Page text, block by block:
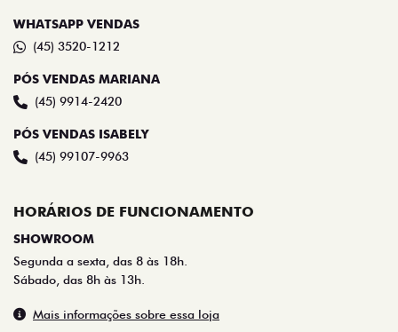
WHATSAPP VENDAS
(45) 3520-1212
PÓS VENDAS MARIANA
(45) 9914-2420
PÓS VENDAS ISABELY
(45) 99107-9963
HORÁRIOS DE FUNCIONAMENTO
SHOWROOM
Segunda a sexta, das 8 às 18h.
Sábado, das 8h às 13h.
Mais informações sobre essa loja